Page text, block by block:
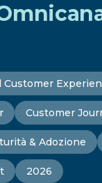
Customer
& Adozione
2026